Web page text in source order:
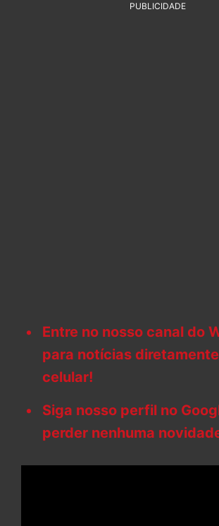
PUBLICIDADE
Entre no nosso canal do
para notícias
celular!
Siga nosso perfil no
perder nenhuma